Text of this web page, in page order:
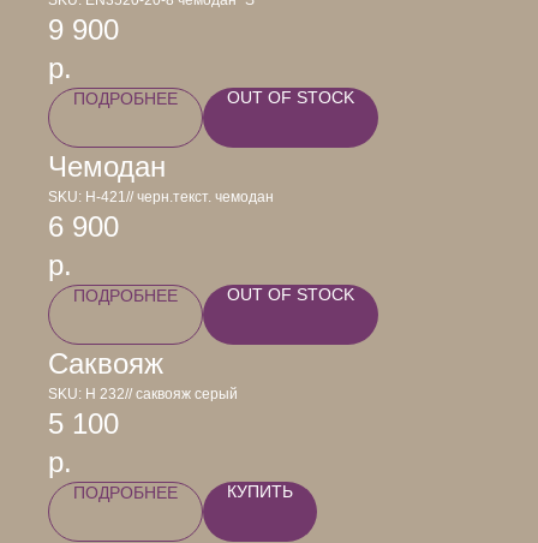
9 900
р.
ПОДРОБНЕЕ OUT OF STOCK
Чемодан
SKU: Н-421// черн.текст. чемодан
6 900
р.
ПОДРОБНЕЕ OUT OF STOCK
Саквояж
SKU: Н 232// саквояж серый
5 100
р.
ПОДРОБНЕЕ КУПИТЬ